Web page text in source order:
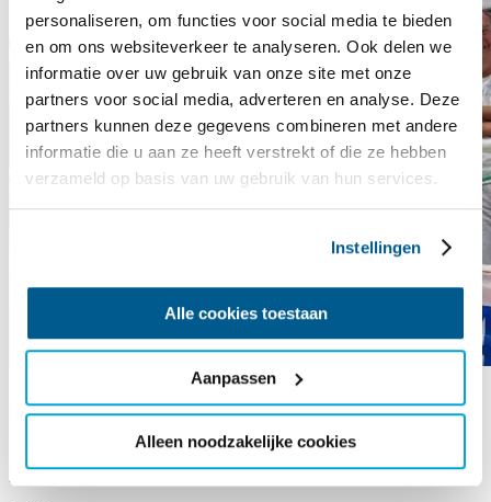
personaliseren, om functies voor social media te bieden
en om ons websiteverkeer te analyseren. Ook delen we
informatie over uw gebruik van onze site met onze
partners voor social media, adverteren en analyse. Deze
partners kunnen deze gegevens combineren met andere
informatie die u aan ze heeft verstrekt of die ze hebben
verzameld op basis van uw gebruik van hun services.
Instellingen
Alle cookies toestaan
Aanpassen
Alleen noodzakelijke cookies
24-uurs race met overnachting elders 28 aug t/m 30 aug
“De wind maakt geen onderscheid”, met die gedachte doen we op
28 en 29 augustus 2025 met onze eigen aangepaste catamaran
Beatrix mee met de Kustzeilers 24uurs zeilrace. En we…